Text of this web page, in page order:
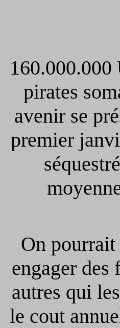
pirates
avenir se
premier
On
engager des
autres qui
le cout